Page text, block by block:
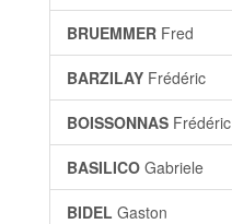
BRUEMMER Fred
BARZILAY Frédéric
BOISSONNAS Frédéric
BASILICO Gabriele
BIDEL Gaston